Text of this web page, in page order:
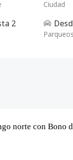
Ciudad
2
Parqueos
norte con Bono